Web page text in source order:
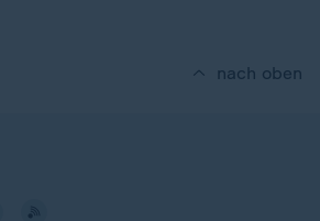
nach oben